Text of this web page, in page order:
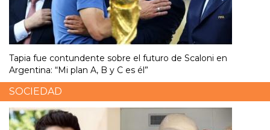
Tapia fue contundente sobre el futuro de Scaloni en
Argentina: “Mi plan A, B y C es él”
SOCIEDAD